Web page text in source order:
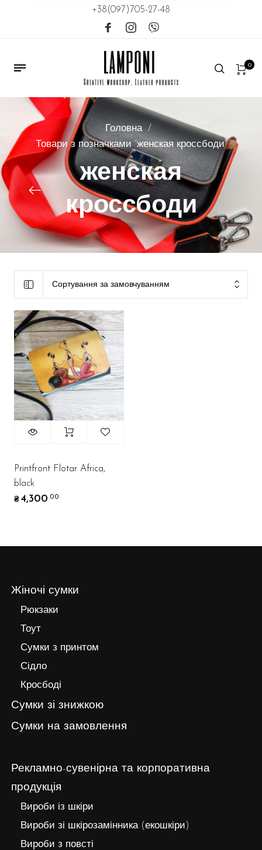
+38(097)705-27-48
0
Головна
/
Товари з позначками “женская кроссбоди”
женская
кроссбоди
Сортування за замовчуванням
Printfront Flotar Africa,
black
₴ 4,300.00
Жіночі сумки
Рюкзаки
Тоут
Сумки з принтом
Сідло
Кросбоді
Сумки зі знижкою
Сумки на замовлення
Рекламно-сувенірна та корпоративна
продукція
Вироби із шкіри
Вироби зі шкірозамінника (екошкіри)
Вироби з повсті